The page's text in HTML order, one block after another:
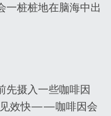
一桩桩地在脑海中出
先摄入一些咖啡因
效快——咖啡因会